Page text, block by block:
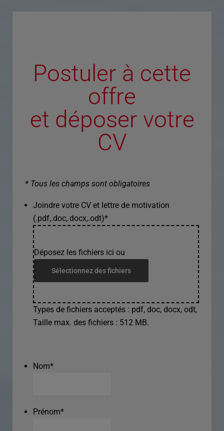
Postuler à cette
offre
et déposer votre
CV
* Tous les champs sont obligatoires
Joindre votre CV et lettre de motivation
(.pdf,.doc,.docx,.odt)*
Déposez les fichiers ici ou
Sélectionnez des fichiers
Types de fichiers acceptés : pdf, doc, docx, odt,
Taille max. des fichiers : 512 MB.
Nom*
Prénom*